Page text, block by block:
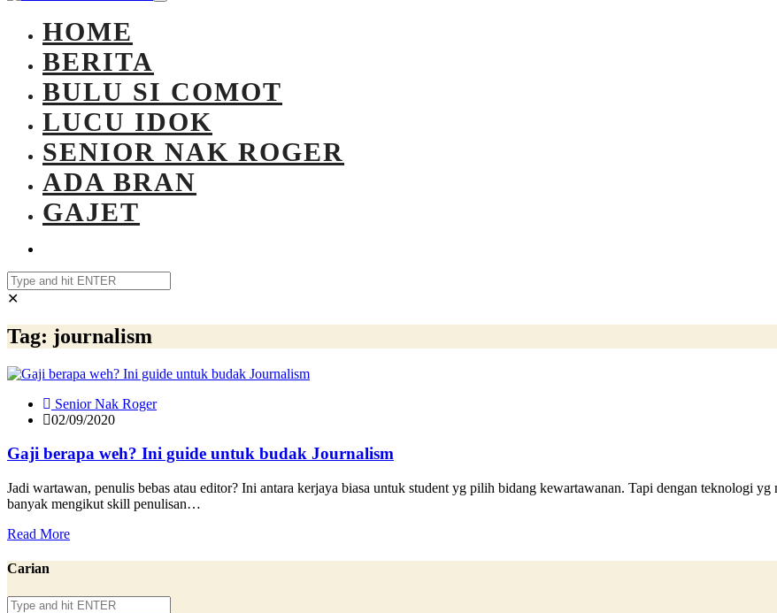
HOME
BERITA
BULU SI COMOT
LUCU IDOK
SENIOR NAK ROGER
ADA BRAN
GAJET
✕
Tag: journalism
Senior Nak Roger
02/09/2020
Gaji berapa weh? Ini guide untuk budak Journalism
Jadi wartawan, penulis bebas atau editor? Ini antara kerjaya biasa untuk student yg pilih bidang kewartawanan. Tapi dengan teknologi
banyak mengikut skill penulisan…
Read More
Carian